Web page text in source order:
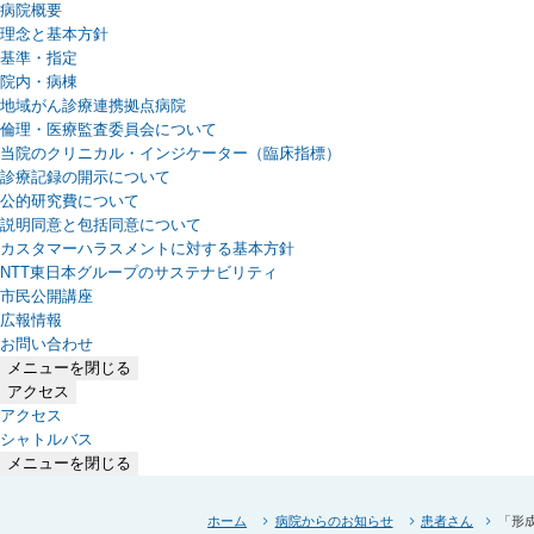
病院概要
理念と基本方針
基準・指定
院内・病棟
地域がん診療連携拠点病院
倫理・医療監査委員会について
当院のクリニカル・インジケーター（臨床指標）
診療記録の開示について
公的研究費について
説明同意と包括同意について
カスタマーハラスメントに対する基本方針
NTT東日本グループのサステナビリティ
（新しいタブで開きます）
市民公開講座
広報情報
お問い合わせ
メニューを閉じる
アクセス
アクセス
シャトルバス
メニューを閉じる
ホーム 病院からのお知らせ 患者さん 「形